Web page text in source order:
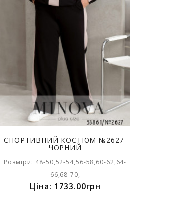
СПОРТИВНИЙ КОСТЮМ №2627-
ЧОРНИЙ
Розміри: 48-50,52-54,56-58,60-62,64-
66,68-70,
Ціна: 1733.00грн